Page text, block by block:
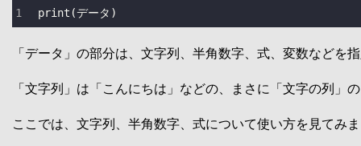
print (データ)
「データ」の部分は、文字列、半角数字、式、変数などを
「文字列」は「こんにちは」などの、まさに「文字の列」
ここでは、文字列、半角数字、式について使い方を見てみ